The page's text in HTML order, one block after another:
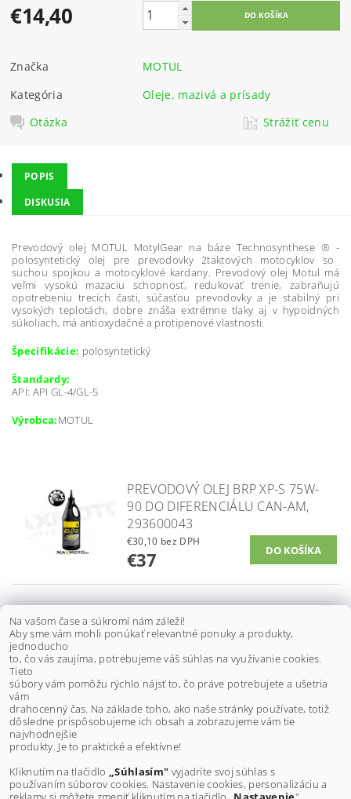
€14,40
Značka
MOTUL
Kategória
Oleje, mazivá a prísady
Otázka
Strážiť cenu
POPIS
DISKUSIA
Prevodový olej MOTUL MotylGear na báze Technosynthese ® -
polosyntetický
olej pre prevodovky 2taktových motocyklov
so
suchou spojkou a motocyklové kardany. Prevodový olej Motul má
veľmi
vysokú mazaciu schopnosť, redukovať trenie, zabraňujú
opotrebeniu trecích časti, súčasťou prevodovky a je stabilný pri
vysokých teplotách,dobre znáša extrémne tlaky aj v hypoidných
súkoliach, má antioxydačné a protipenovévlastnosti.
Špecifikácie: polosyntetický
Štandardy:
API: API GL-4/GL-5
Výrobca:MOTUL
PREVODOVÝ OLEJ BRP XP-S 75W-
90 DO DIFERENCIÁLU CAN-AM,
293600043
€30,10 bez DPH
€37
PREVODOVÝ OLEJ MOTUL
GEARBOX 80W90, 1L
€14,60 bez DPH
€18
Buďte prvý, kto napíše príspevok k tejto položke.
Pridať komentár
Na vašom čase a súkromí nám záleží!
Aby sme vám mohli ponúkať relevantné ponuky a produkty,
jednoducho
to, čo vás zaujíma, potrebujeme váš súhlas na využívanie cookies.
Tieto
súbory vám pomôžu rýchlo nájsť to, čo práve potrebujete a ušetria
vám
drahocenný čas. Na základe toho, ako naše stránky používate, totiž
dôsledne prispôsobujeme ich obsah a zobrazujeme vám tie
najvhodnejšie
produkty. Je to praktické a efektívne!
Kliknutím na tlačidlo „Súhlasím" vyjadríte svoj súhlas s
používaním súborov cookies. Nastavenie cookies, personalizáciu a